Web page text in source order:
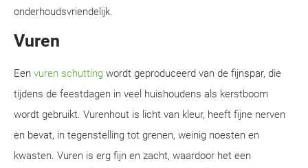
onderhoudsvriendelijk.
Vuren
Een vuren schutting wordt geproduceerd van de fijnspar, die
tijdens de feestdagen in veel huishoudens als kerstboom
wordt gebruikt. Vurenhout is licht van kleur, heeft fijne nerven
en bevat, in tegenstelling tot grenen, weinig noesten en
kwasten. Vuren is erg fijn en zacht, waardoor het een